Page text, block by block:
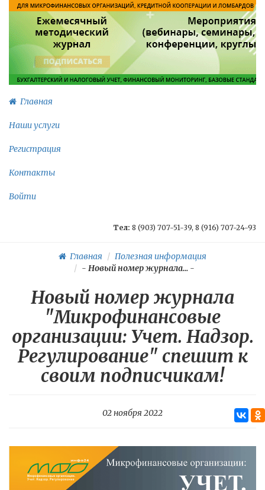
Главная
Наши услуги
Регистрация
Контакты
Войти
Тел: 8 (903) 707-51-39, 8 (916) 707-24-93
Главная
Полезная информация
- Новый номер журнала...-
Новый номер журнала
"Микрофинансовые
организации: Учет. Надзор.
Регулирование" спешит к
своим подписчикам!
02 ноября 2022